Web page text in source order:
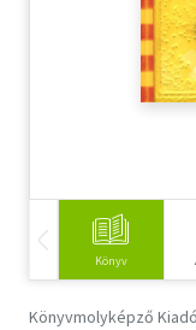
Társadalomtudomány
Természettudomány
Könyv
Könyvmolyképző